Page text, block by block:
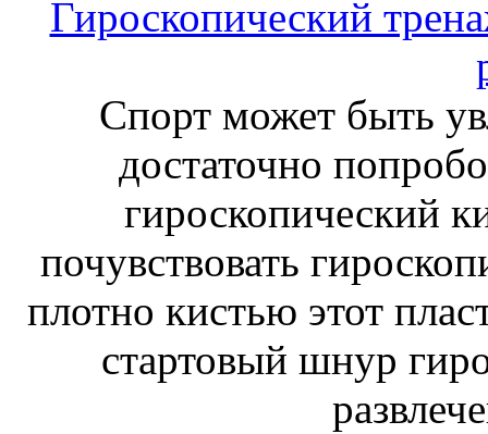
Гироскопический
Спорт может быть
достаточно
гироскопический
почувствовать
плотно кистью этот
стартовый шнур